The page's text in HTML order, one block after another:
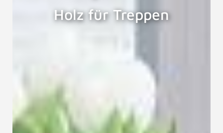
Holz für Treppen